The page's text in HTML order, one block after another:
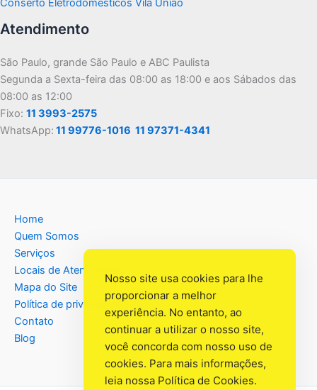
Conserto Eletrodomésticos Vila União
Atendimento
São Paulo, grande São Paulo e ABC Paulista
Segunda a Sexta-feira das 08:00 as 18:00 e aos Sábados das
08:00 as 12:00
Fixo: 11 3993-2575
WhatsApp: 11 99776-1016 11 97371-4341
Home
Quem Somos
Serviços
Locais de Atendimento
Mapa do Site
Política de privacidade
Contato
Blog
Nosso site usa cookies para lhe
proporcionar a melhor
experiência. No entanto, ao
continuar a utilizar o nosso site,
você concorda com nosso uso de
cookies. Para mais informações,
leia nossa Política de Cookies.